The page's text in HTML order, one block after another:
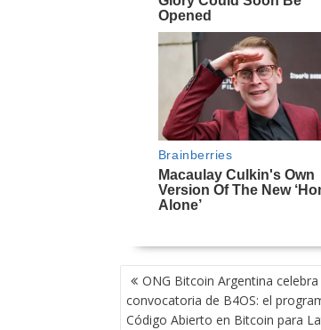
NAVEGACIÓN
DE
ENTRADAS
ONG Bitcoin Argentina
convocatoria de B4OS: el
Código Abierto en Bitcoin para